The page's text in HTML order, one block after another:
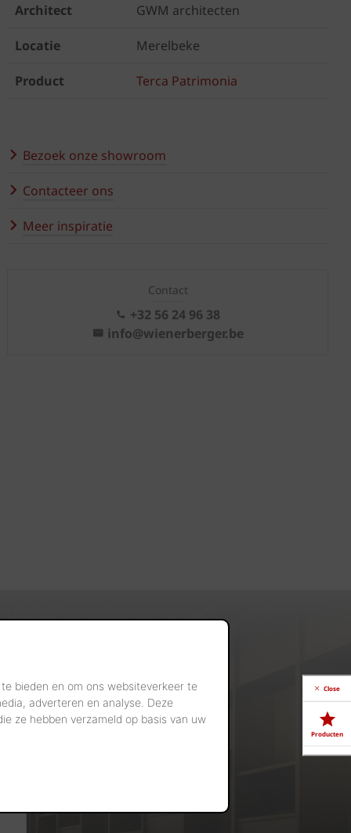
bieden en om ons websiteverkeer te
adverteren en analyse. Deze
ze hebben verzameld op basis van uw
Architect GWM architecten
Locatie Merelbeke
Product Terca Patrimonia
Bezoek onze showroom
Contacteer ons
Meer inspiratie
Contact
+32 56 24 96 38
info@wienerberger.be
Close
Producten